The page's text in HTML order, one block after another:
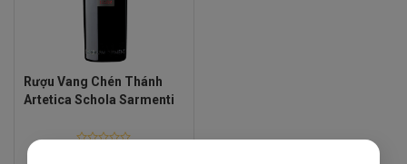
Rượu Vang Chén Thánh
Artetica Schola Sarmenti